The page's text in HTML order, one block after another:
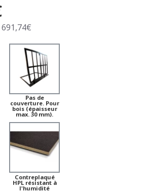
Pas de
couverture. Pour
bois (épaisseur
max. 30 mm).
Contreplaqué
HPL résistant à
l'humidité